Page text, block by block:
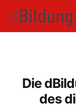
Die
des